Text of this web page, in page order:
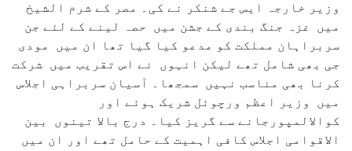
وزیر خارجہ ایس جے شنکر نے کی۔ مصر کے شرم الشیخ
میں غزہ جنگ بندی کے جشن میں حصہ لینے کے لئے جن
سربراہان مملکت کو مدعو کیا گیا تھا ان میں مودی
جی بھی شامل تھے لیکن انہوں نے اس تقریب میں شرکت
کرنا بھی مناسب نہیں سمجھا۔ آسیان سربراہی اجلاس
میں وزیر اعظم ورچوئل شریک ہوئے اور
کوالالمپورجانے سے گریز کیا۔ درج بالا تینوں بین
الاقوامی اجلاس کافی اہمیت کے حامل تھے اور ان میں